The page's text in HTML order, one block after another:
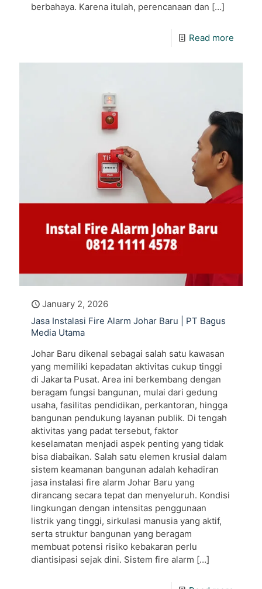
berbahaya. Karena itulah, perencanaan dan […]
Read more
January 2, 2026
Jasa Instalasi Fire Alarm Johar Baru | PT Bagus
Media Utama
Johar Baru dikenal sebagai salah satu kawasan
yang memiliki kepadatan aktivitas cukup tinggi
di Jakarta Pusat. Area ini berkembang dengan
beragam fungsi bangunan, mulai dari gedung
usaha, fasilitas pendidikan, perkantoran, hingga
bangunan pendukung layanan publik. Di tengah
aktivitas yang padat tersebut, faktor
keselamatan menjadi aspek penting yang tidak
bisa diabaikan. Salah satu elemen krusial dalam
sistem keamanan bangunan adalah kehadiran
jasa instalasi fire alarm Johar Baru yang
dirancang secara tepat dan menyeluruh. Kondisi
lingkungan dengan intensitas penggunaan
listrik yang tinggi, sirkulasi manusia yang aktif,
serta struktur bangunan yang beragam
membuat potensi risiko kebakaran perlu
diantisipasi sejak dini. Sistem fire alarm […]